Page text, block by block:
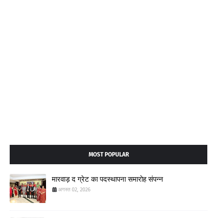
MOST POPULAR
मारवाड़ द ग्रेट का पदस्थापना समारोह संपन्न
अगस्त 02, 2026